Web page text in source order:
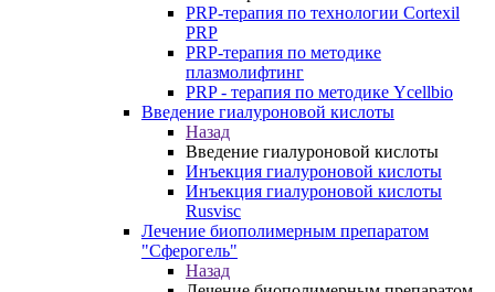
PRP-терапия по технологии Cortexil
PRP
PRP-терапия по методике
плазмолифтинг
PRP - терапия по методике Ycellbio
Введение гиалуроновой кислоты
Назад
Введение гиалуроновой кислоты
Инъекция гиалуроновой кислоты
Инъекция гиалуроновой кислоты
Rusvisc
Лечение биополимерным препаратом
"Сферогель"
Назад